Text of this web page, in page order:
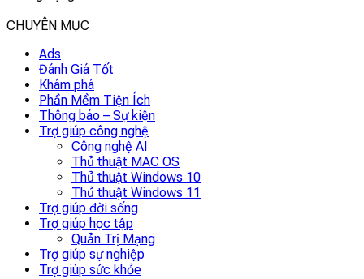
CHUYÊN MỤC
Ads
Đánh Giá Tốt
Khám phá
Phần Mềm Tiện Ích
Thông báo – Sự kiện
Trợ giúp công nghệ
Công nghệ AI
Thủ thuật MAC OS
Thủ thuật Windows 10
Thủ thuật Windows 11
Trợ giúp đời sống
Trợ giúp học tập
Quản Trị Mạng
Trợ giúp sự nghiệp
Trợ giúp sức khỏe